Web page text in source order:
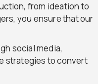
from ideation to
you ensure that our
social media,
strategies to convert